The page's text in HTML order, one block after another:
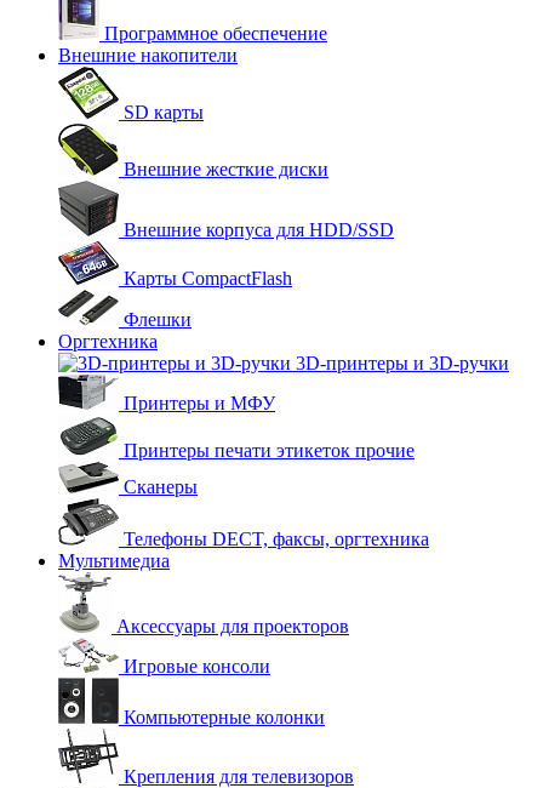
Программное обеспечение
Внешние накопители
SD карты
Внешние жесткие диски
Внешние корпуса для HDD/SSD
Карты CompactFlash
Флешки
Оргтехника
3D-принтеры и 3D-ручки
Принтеры и МФУ
Принтеры печати этикеток прочие
Сканеры
Телефоны DECT, факсы, оргтехника
Мультимедиа
Аксессуары для проекторов
Игровые консоли
Компьютерные колонки
Крепления для телевизоров